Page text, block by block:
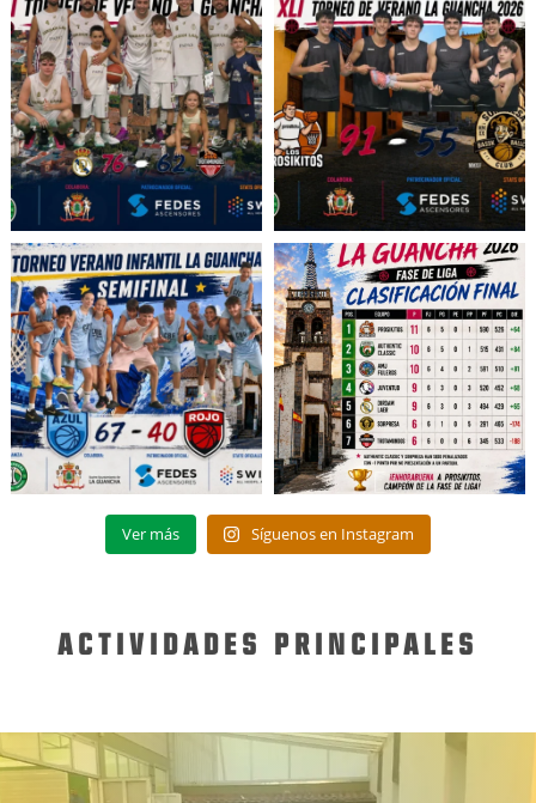
Ver más Síguenos en Instagram
ACTIVIDADES PRINCIPALES